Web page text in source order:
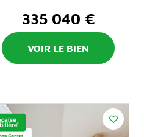
335 040 €
VOIR LE BIEN